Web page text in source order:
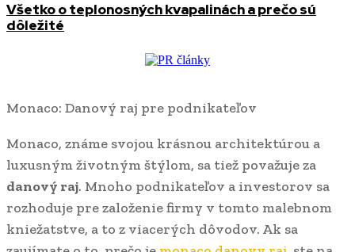
Všetko o teplonosných kvapalinách a prečo sú
dôležité
Monaco: Danový raj pre podnikateľov
Monaco, známe svojou krásnou architektúrou a
luxusným životným štýlom, sa tiež považuje za
danový raj. Mnoho podnikateľov a investorov sa
rozhoduje pre založenie firmy v tomto malebnom
kniežatstve, a to z viacerých dôvodov. Ak sa